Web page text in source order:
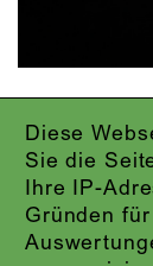
Diese
Sie die
Ihre IP-
Gründen
IMPRESSUM
DATENSCHUTZ
AGB
KONTAKT
ABO-LOGIN